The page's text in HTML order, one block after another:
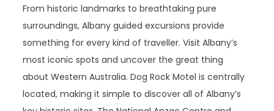
From historic landmarks to breathtaking pure
surroundings, Albany guided excursions provide
something for every kind of traveller. Visit Albany’s
most iconic spots and uncover the great thing
about Western Australia. Dog Rock Motel is centrally
located, making it simple to discover all of Albany’s